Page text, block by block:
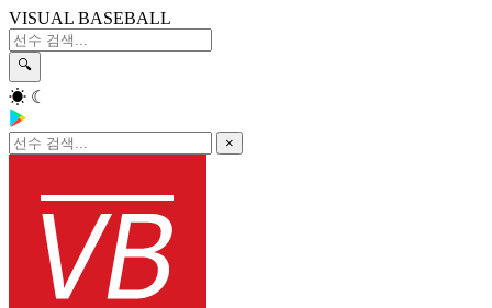
VISUAL BASEBALL
🔍
☀ ☾
×